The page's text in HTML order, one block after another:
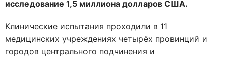
исследование 1,5 миллиона долларов США.
Клинические испытания проходили в 11
медицинских учреждениях четырёх провинций и
городов центрального подчинения и